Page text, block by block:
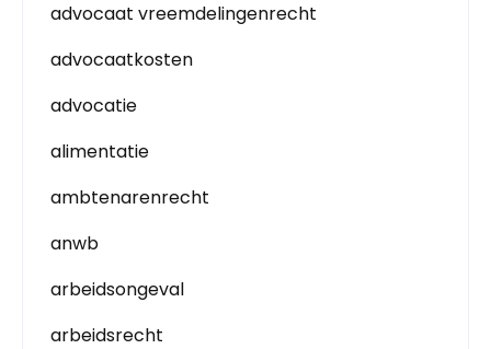
advocaat vreemdelingenrecht
advocaatkosten
advocatie
alimentatie
ambtenarenrecht
anwb
arbeidsongeval
arbeidsrecht